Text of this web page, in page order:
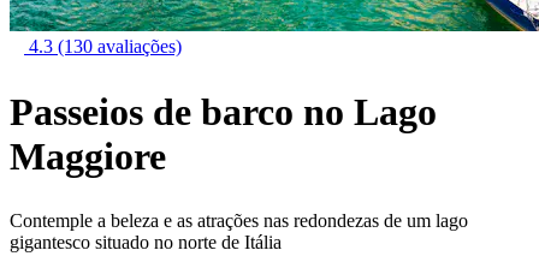
4.3 (130 avaliações)
Passeios de barco no Lago
Maggiore
Contemple a beleza e as atrações nas redondezas de um lago
gigantesco situado no norte de Itália